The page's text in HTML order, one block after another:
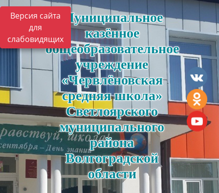
Версия сайта
для
слабовидящих
Муниципальное
казённое
общеобразовательное
учреждение
«Червлёновская
средняя школа»
Светлоярского
муниципального
района
Волгоградской
области